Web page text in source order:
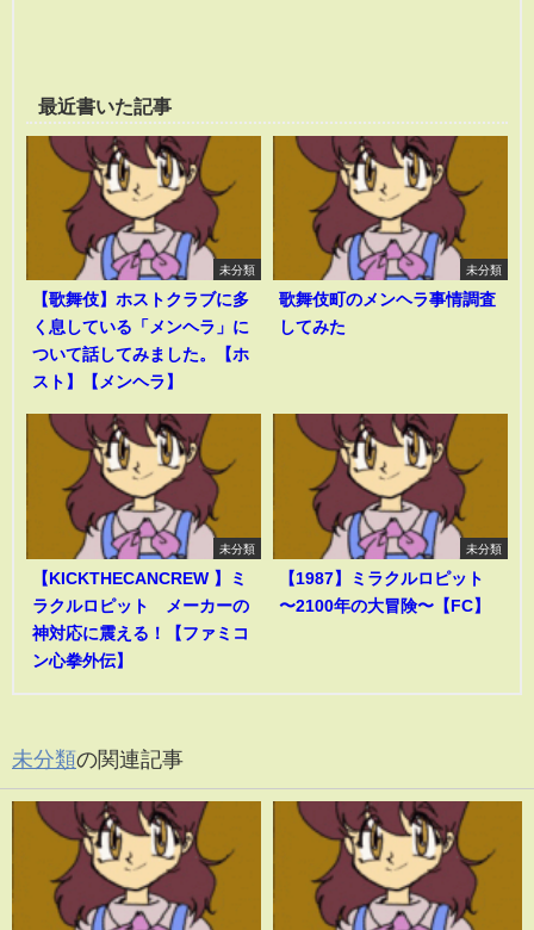
最近書いた記事
未分類
【歌舞伎】ホストクラブに多
く息している「メンヘラ」に
ついて話してみました。【ホ
スト】【メンヘラ】
未分類
歌舞伎町のメンヘラ事情調査
してみた
未分類
【KICKTHECANCREW 】ミ
ラクルロピット メーカーの
神対応に震える！【ファミコ
ン心拳外伝】
未分類
【1987】ミラクルロピット
〜2100年の大冒険〜【FC】
未分類の関連記事